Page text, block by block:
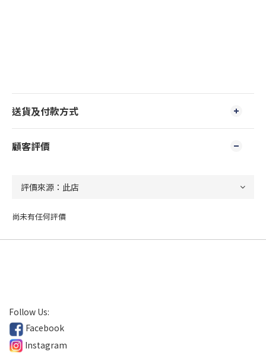
送貨及付款方式
顧客評價
尚未有任何評價
Follow Us:
Facebook
Instagram